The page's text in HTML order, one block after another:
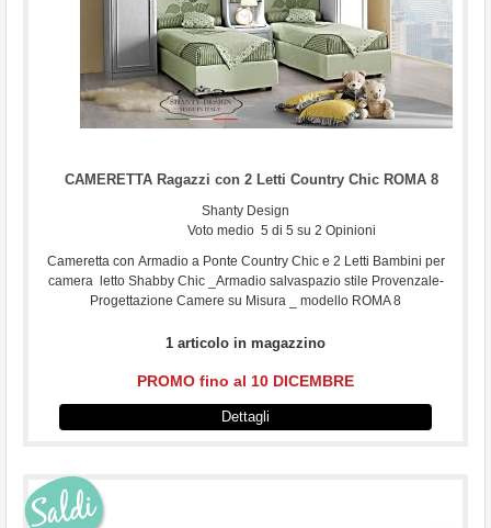
CAMERETTA Ragazzi con 2 Letti Country Chic ROMA 8
Shanty Design
Voto medio 5 di 5 su 2 Opinioni
Cameretta con Armadio a Ponte Country Chic e 2 Letti Bambini per
camera letto Shabby Chic _Armadio salvaspazio stile Provenzale-
Progettazione Camere su Misura _ modello ROMA 8
1 articolo in magazzino
PROMO fino al 10 DICEMBRE
Dettagli